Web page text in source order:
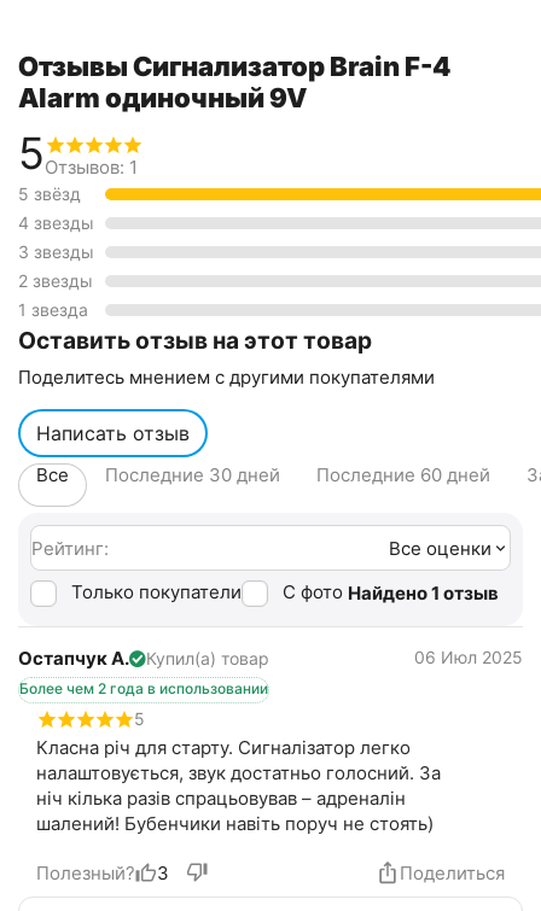
Отзывы Сигнализатор Brain F-4
Alarm одиночный 9V
5Отзывов: 1
5 звёзд
4 звезды
3 звезды
2 звезды
1 звезда
Оставить отзыв на этот товар
Поделитесь мнением с другими покупателями
Написать отзыв
Все Последние 30 дней Последние 60 дней
Рейтинг:
Все оценки
Только покупатели
С фото Найдено 1 отзыв
Остапчук А. Купил(а) товар
Более чем 2 года в использовании
06 Июл 2025
5
Класна річ для старту. Сигналізатор легко
налаштовується, звук достатньо голосний. За
ніч кілька разів спрацьовував – адреналін
шалений! Бубенчики навіть поруч не стоять)
Полезный? 3 Поделиться